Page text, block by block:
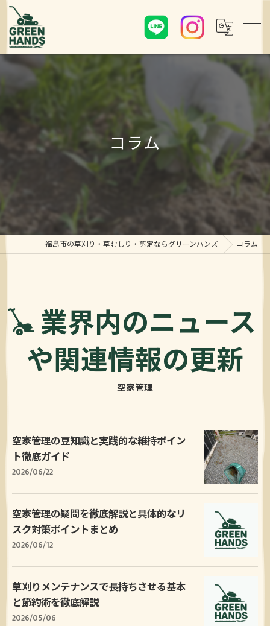
コラム
福島市の草刈り・草むしり・剪定ならグリーンハンズ コラム
業界内のニュース
や関連情報の更新
空家管理
空家管理の豆知識と実践的な維持ポイン
ト徹底ガイド
2026/06/22
空家管理の疑問を徹底解説と具体的なリ
スク対策ポイントまとめ
2026/06/12
草刈りメンテナンスで長持ちさせる基本
と節約術を徹底解説
2026/05/06